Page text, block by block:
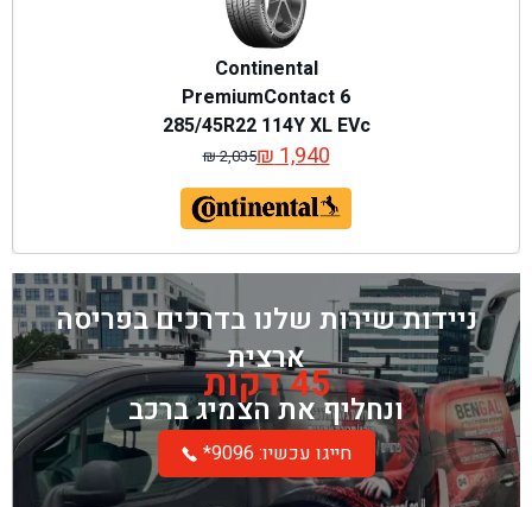
Continental
PremiumContact 6
285/45R22 114Y XL EVc
₪2,035
המחיר
המקורי
היה:
₪ 2,035.
₪1,940
המחיר
הנוכחי
הוא:
₪ 1,940.
ניידות שירות שלנו בדרכים בפריסה
ארצית
45 דקות
ונחליף את הצמיג ברכב
*חייגו עכשיו: 9096